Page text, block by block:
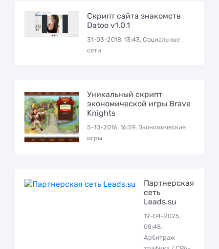
Скрипт сайта знакомств
Datoo v1.0.1
31-03-2018, 13:43, Социальные
сети
Уникальный скрипт
экономической игры Brave
Knights
5-10-2016, 16:59, Экономические
игры
Партнерская
сеть
Leads.su
19-04-2025,
08:48,
Арбитраж